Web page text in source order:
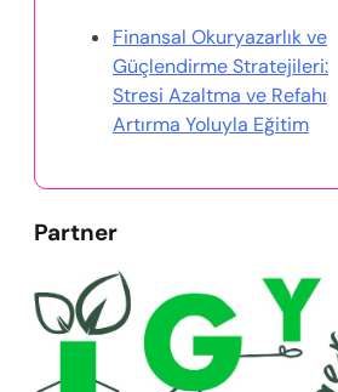
Finansal Okuryazarlık ve
Güçlendirme Stratejileri:
Stresi Azaltma ve Refahı
Artırma Yoluyla Eğitim
Partner